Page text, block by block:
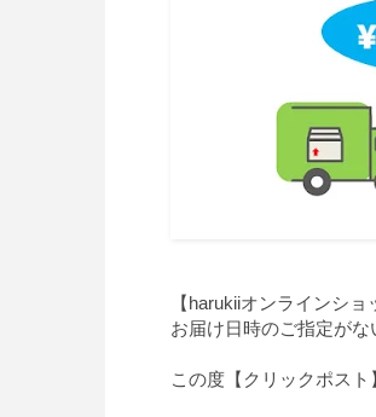
【harukiiオンラインシ
お届け日時のご指定が
この度【クリックポス